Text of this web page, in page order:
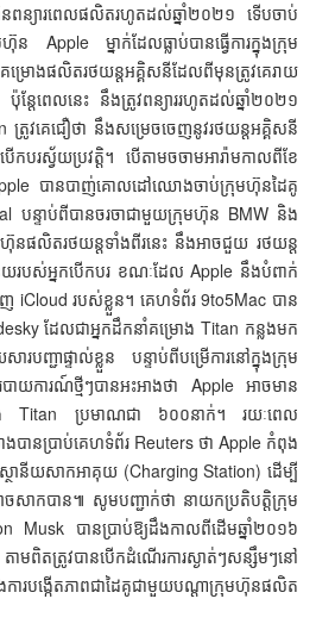
ពន្យារពេលផលិតរហូតដល់ឆ្នាំ២០២១ ទើបចាប់
Apple ម្នាក់ដែលធ្លាប់បានធ្វើការក្នុងក្រុម
រោងផលិតរថយន្តអគ្គិសនីដែលពីមុនត្រូវគេរាយ
ន្តែពេលនេះ នឹងត្រូវពន្យាររហូតដល់ឆ្នាំ២០២១
រូវគេជឿថា នឹងសម្រេចចេញនូវរថយន្តអគ្គិសនី
បរស្វ័យប្រវត្តិ។ បើតាមចចាមអារ៉ាមកាលពីខែ
បានបាញ់គោលដៅឈោងចាប់ក្រុមហ៊ុនដៃគូ
បន្ទាប់ពីបានចរចាជាមួយក្រុមហ៊ុន BMW និង
នផលិតរថយន្តទាំងពីរនេះ នឹងអាចជួយ រថយន្ត
យរបស់អ្នកបើកបរ ខណៈដែល Apple នឹងបំពាក់
ញ iCloud របស់ខ្លួន។ គេហទំព័រ 9to5Mac បាន
ដែលជាអ្នកដឹកនាំគម្រោង Titan កន្លងមក
ជាផ្ទាល់ខ្លួន បន្ទាប់ពីបម្រើការនៅក្នុងក្រុម
ាយការណ៍ថ្មីៗបានអះអាងថា Apple អាចមាន
ង Titan ប្រមាណជា ៦០០នាក់។ រយៈពេល
ានប្រាប់គេហទំព័រ Reuters ថា Apple កំពុង
ថានីយសាកអាគុយ (Charging Station) ដើម្បី
ចសាកបាន៕ សូមបញ្ជាក់ថា នាយកប្រតិបត្តិក្រុម
បានប្រាប់ឱ្យដឹងកាលពីដើមឆ្នាំ២០១៦
មពិតត្រូវបានបើកដំណើរការស្ងាត់ៗសន្សឹមៗនៅ
ារបង្កើតភាពជាដៃគូជាមួយបណ្ដាក្រុមហ៊ុនផលិត